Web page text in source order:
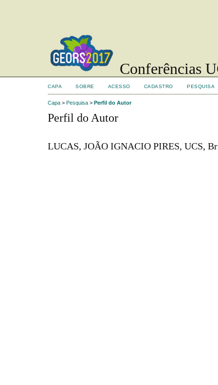
Conferências
CAPA SOBRE ACESSO CADASTRO PESQUISA
Capa > Pesquisa > Perfil do Autor
Perfil do Autor
LUCAS, JOÃO IGNACIO PIRES, UCS,